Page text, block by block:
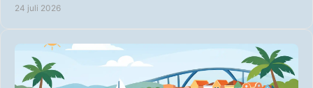
24 juli 2026